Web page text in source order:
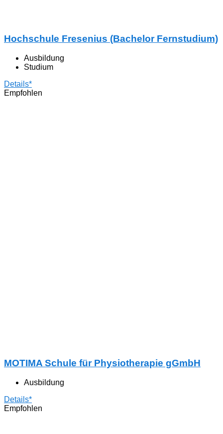
Hochschule Fresenius (Bachelor Fernstudium)
Ausbildung
Studium
Details*
Empfohlen
MOTIMA Schule für Physiotherapie gGmbH
Ausbildung
Details*
Empfohlen